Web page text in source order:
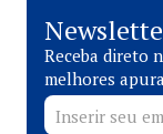
Receba direto
melhores